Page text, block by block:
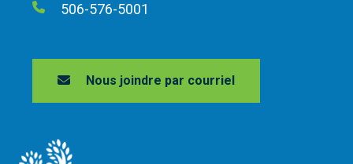
506-576-5001
Nous joindre par courriel